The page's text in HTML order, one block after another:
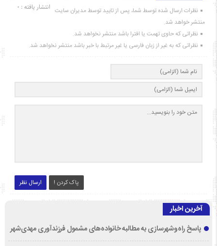
انتشار یافته : ۰ نظرات ارسال شده توسط شما، پس از تایید توسط مدیران سایت
منتشر خواهد شد.
نظراتی که حاوی تهمت یا افترا باشد منتشر نخواهد شد.
نظراتی که به غیر از زبان فارسی یا غیر مرتبط با خبر باشد منتشر نخواهد شد.
ارسال نظر پاک کردن !
آخرین اخبار
پاسخ راه‌وشهرسازی به مطالبه خانواده‌های مشمول فرزندآوری مهدی‌شهر